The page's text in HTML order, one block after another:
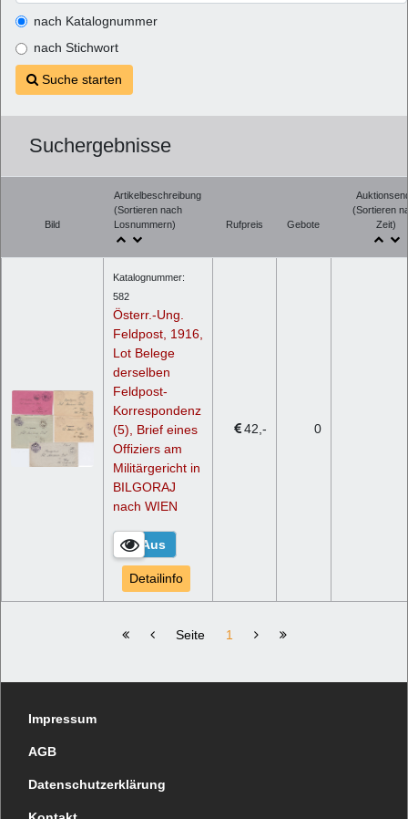
nach Katalognummer
nach Stichwort
Suche starten
Suchergebnisse
Bild
Artikelbeschreibung
(Sortieren nach
Losnummern)
Rufpreis Gebote
(Sortieren
Zeit)
Katalognummer:
582
Österr.-Ung.
Feldpost, 1916,
Lot Belege
derselben
Feldpost-
Korrespondenz
(5), Brief eines
Offiziers am
Militärgericht in
BILGORAJ
nach WIEN
Detailinfo
42 0
Jump to start
Previous
Seite 1 NextJump to end
Impressum
AGB
Datenschutzerklärung